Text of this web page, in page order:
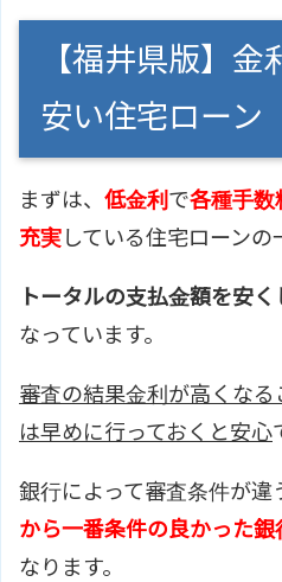
【福井県版】
安い住宅ローン
まずは、 低金利 で各種手数
充実している住宅ローンの
トータルの支払金額を安
なっています。
審査の結果金利が高くな
は早めに行っておくと安心
銀行によって審査条件が違
から一番条件の良かった銀
なります。